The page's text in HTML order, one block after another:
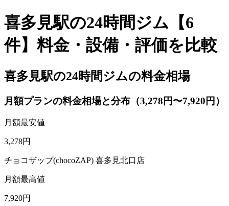
喜多見駅の24時間ジム【6
件】料金・設備・評価を比較
喜多見駅の24時間ジムの料金相場
月額プランの料金相場と分布（3,278円〜7,920円）
月額最安値
3,278円
チョコザップ(chocoZAP) 喜多見北口店
月額最高値
7,920円